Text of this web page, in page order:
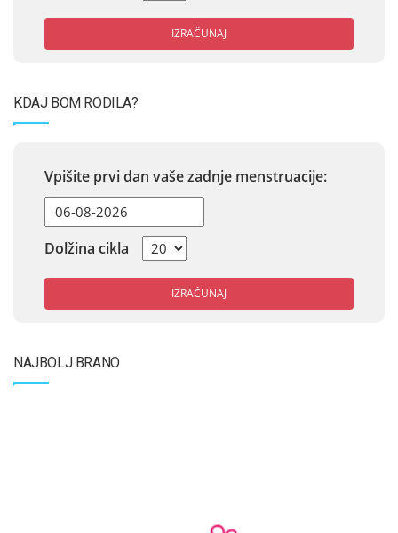
IZRAČUNAJ
KDAJ BOM RODILA?
Vpišite prvi dan vaše zadnje menstruacije:
Dolžina cikla
IZRAČUNAJ
NAJBOLJ BRANO